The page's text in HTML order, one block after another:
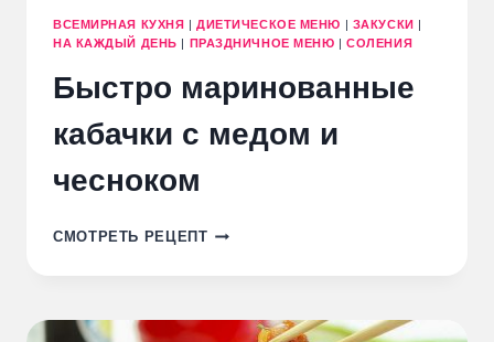
ВСЕМИРНАЯ КУХНЯ |ДИЕТИЧЕСКОЕ МЕНЮ ЗАКУСКИ
НА КАЖДЫЙ ДЕНЬ
ПРАЗДНИЧНОЕ МЕНЮ |СОЛЕНИЯ
Быстро маринованные
кабачки с медом и
чесноком
СМОТРЕТЬ РЕЦЕПТБЫСТРО
МЕДОМ